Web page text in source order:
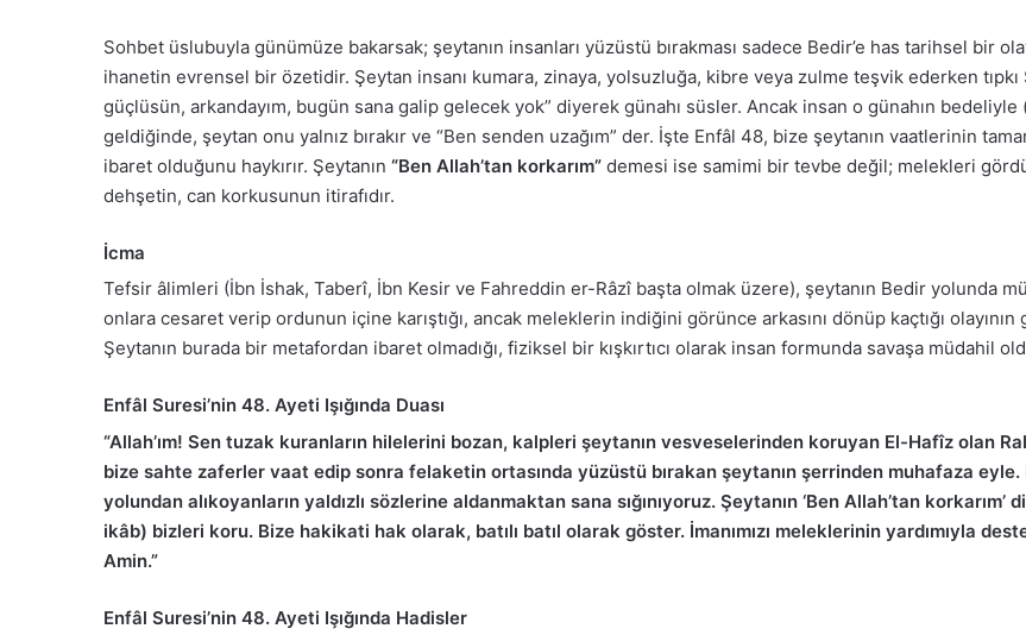
Sohbet üslubuyla günümüze bakarsak; şeytanın insanları yüzüstü bırakması sadece Bedir’e has tarihsel bir
ihanetin evrensel bir özetidir. Şeytan insanı kumara, zinaya, yolsuzluğa, kibre veya zulme teşvik ederken tıpkı
güçlüsün, arkandayım, bugün sana galip gelecek yok” diyerek günahı süsler. Ancak insan o günahın
geldiğinde, şeytan onu yalnız bırakır ve “Ben senden uzağım” der. İşte Enfâl 48, bize şeytanın vaatlerinin
ibaret olduğunu haykırır. Şeytanın “Ben Allah’tan korkarım” demesi ise samimi bir tevbe değil; melekleri
dehşetin, can korkusunun itirafıdır.
İcma
Tefsir âlimleri (İbn İshak, Taberî, İbn Kesir ve Fahreddin er-Râzî başta olmak üzere), şeytanın Bedir yolunda
onlara cesaret verip ordunun içine karıştığı, ancak meleklerin indiğini görünce arkasını dönüp kaçtığı
Şeytanın burada bir metafordan ibaret olmadığı, fiziksel bir kışkırtıcı olarak insan formunda savaşa müdahil
Enfâl Suresi’nin 48. Ayeti Işığında Duası
“Allah’ım! Sen tuzak kuranların hilelerini bozan, kalpleri şeytanın vesveselerinden koruyan El-Hafîz olan
bize sahte zaferler vaat edip sonra felaketin ortasında yüzüstü bırakan şeytanın şerrinden muhafaza
yolundan alıkoyanların yaldızlı sözlerine aldanmaktan sana sığınıyoruz. Şeytanın ‘Ben Allah’tan
ikâb) bizleri koru. Bize hakikati hak olarak, batılı batıl olarak göster. İmanımızı meleklerinin yardımıyla
Amin.”
Enfâl Suresi’nin 48. Ayeti Işığında Hadisler